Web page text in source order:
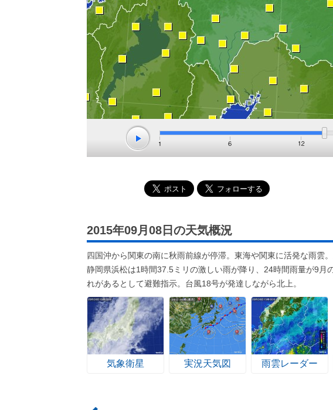
2015年09月08日の天気概況
四国沖から関東の南に秋雨前線が停滞。東海や関東に活発な雨雲
静岡県浜松は1時間37.5ミリの激しい雨が降り、24時間雨量が9月
れがあるとして避難指示。台風18号が発達しながら北上。
気象衛星 実況天気図 雨雲レーダー